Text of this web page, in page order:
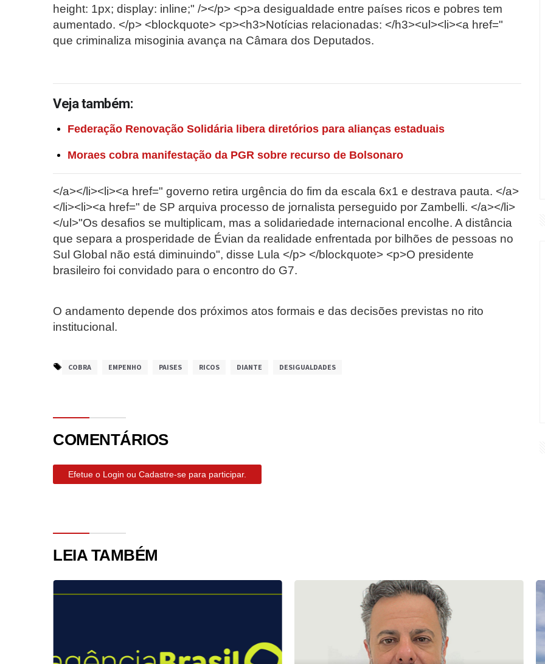
height: 1px; display: inline;" /></p> <p>a desigualdade entre países ricos e pobres tem
aumentado. </p> <blockquote> <p><h3>Notícias relacionadas: </h3><ul><li><a href="
que criminaliza misoginia avança na Câmara dos Deputados.
Veja também:
Federação Renovação Solidária libera diretórios para alianças estaduais
Moraes cobra manifestação da PGR sobre recurso de Bolsonaro
</a></li><li><a href=" governo retira urgência do fim da escala 6x1 e destrava pauta. </a>
</li><li><a href=" de SP arquiva processo de jornalista perseguido por Zambelli. </a></li>
</ul>"Os desafios se multiplicam, mas a solidariedade internacional encolhe. A distância
que separa a prosperidade de Évian da realidade enfrentada por bilhões de pessoas no
Sul Global não está diminuindo", disse Lula </p> </blockquote> <p>O presidente
brasileiro foi convidado para o encontro do G7.
O andamento depende dos próximos atos formais e das decisões previstas no rito
institucional.
COBRA EMPENHO PAISES RICOS DIANTE DESIGUALDADES
COMENTÁRIOS
Efetue o Login ou Cadastre-se para participar.
LEIA TAMBÉM